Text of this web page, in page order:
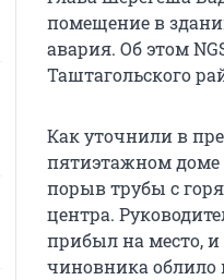
помещение в
авария. Об этом
Таштагольского
Как уточнили в
пятиэтажном доме
порыв трубы с
центра.
прибыл на место,
чиновника облило